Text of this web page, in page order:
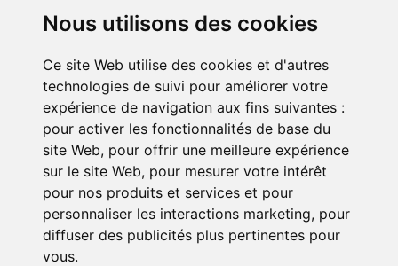
Nous utilisons des cookies
Ce site Web utilise des cookies et d'autres
technologies de suivi pour améliorer votre
expérience de navigation aux fins suivantes :
pour activer les fonctionnalités de base du
site Web, pour offrir une meilleure expérience
sur le site Web, pour mesurer votre intérêt
pour nos produits et services et pour
personnaliser les interactions marketing, pour
diffuser des publicités plus pertinentes pour
vous.
comptant son allocation adulte
handicapé.
Si ses revenus totaux correspondent
aux critères de la CSS, elle pourra
bénéficier de la complémentaire
santé tout en conservant son
allocation.